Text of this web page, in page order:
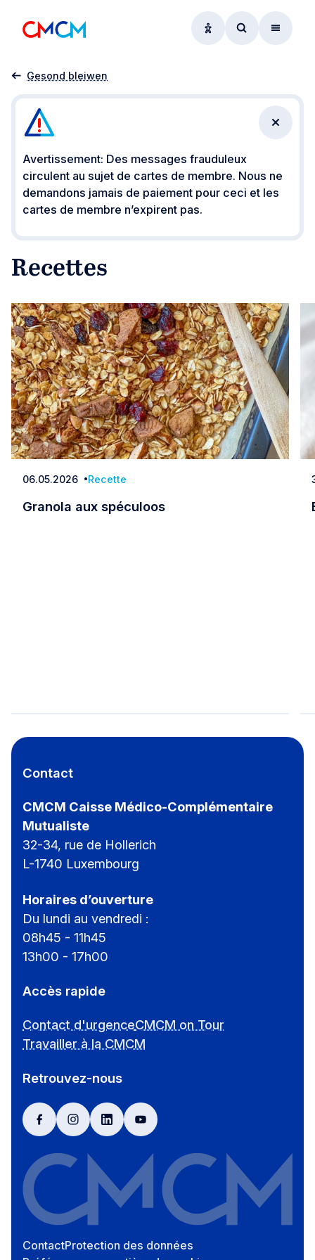
OptionsAccéder au
Menu
Accueil
Insights
Gesond bleiwen
Recettes
Avertissement: Des messages frauduleux
circulent au sujet de cartes de membre. Nous ne
demandons jamais de paiement pour ceci et les
cartes de membre n’expirent pas.
Recettes
Date
06.05.2026 Recette
Granola aux spéculoos
Contact
CMCM Caisse Médico-Complémentaire
Mutualiste
32-34, rue de Hollerich
L-1740 Luxembourg
Horaires d’ouverture
Du lundi au vendredi :
08h45 - 11h45
13h00 - 17h00
Accès rapide
Contact d'urgenceCMCM on Tour
Travailler à la CMCM
Retrouvez-nous
facebookinstagramlinkedinyoutube
ContactProtection des données